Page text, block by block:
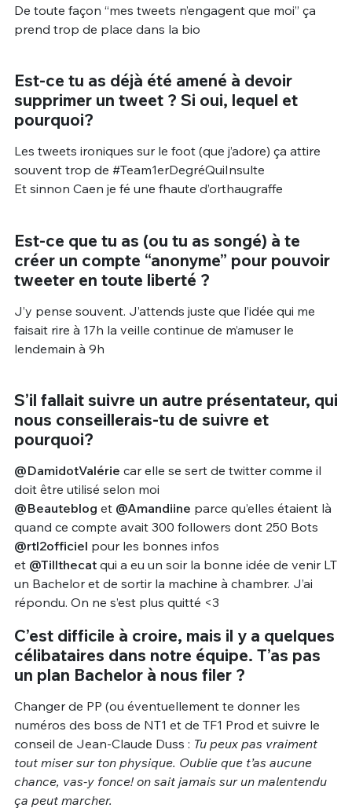
De toute façon “mes tweets n’engagent que moi” ça
prend trop de place dans la bio
Est-ce tu as déjà été amené à devoir
supprimer un tweet ? Si oui, lequel et
pourquoi?
Les tweets ironiques sur le foot (que j’adore) ça attire
souvent trop de #Team1erDegréQuiInsulte
Et sinnon Caen je fé une fhaute d’orthaugraffe
Est-ce que tu as (ou tu as songé) à te
créer un compte “anonyme” pour pouvoir
tweeter en toute liberté ?
J’y pense souvent. J’attends juste que l’idée qui me
faisait rire à 17h la veille continue de m’amuser le
lendemain à 9h
S’il fallait suivre un autre présentateur, qui
nous conseillerais-tu de suivre et
pourquoi?
@DamidotValérie car elle se sert de twitter comme il
doit être utilisé selon moi
@Beauteblog et @Amandiine parce qu’elles étaient là
quand ce compte avait 300 followers dont 250 Bots
@rtl2officiel pour les bonnes infos
et @Tillthecatqui a eu un soir la bonne idée de venir LT
un Bachelor et de sortir la machine à chambrer. J’ai
répondu. On ne s’est plus quitté <3
C’est difficile à croire, mais il y a quelques
célibataires dans notre équipe. T’as pas
un plan Bachelor à nous filer ?
Changer de PP (ou éventuellement te donner les
numéros des boss de NT1 et de TF1 Prod et suivre le
conseil de Jean-Claude Duss : Tu peux pas vraiment
tout miser sur ton physique. Oublie que t’as aucune
chance, vas-y fonce! on sait jamais sur un malentendu
ça peut marcher.